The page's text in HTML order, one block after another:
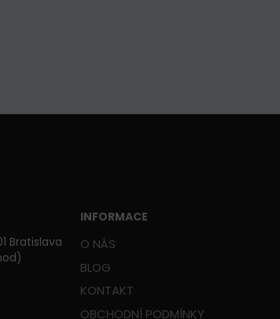
Bratislava
INFORMACE
O NÁS
BLOG
KONTAKT
OBCHODNÍ PODMÍNKY